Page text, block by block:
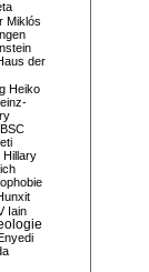
Miklós
der
Heiko
Hillary
Iain